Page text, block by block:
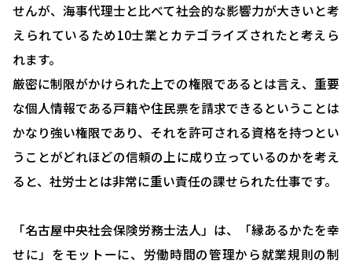
助成金について
就業規則について
採用コンサルティング
人事評価制度について
確定拠出型年金について
社会保険・給与計算について
お客様の声
せんが、海事代理士と比べて社会的な影響力が大きいと考
えられているため10士業とカテゴライズされたと考えら
れます。
厳密に制限がかけられた上での権限であるとは言え、重要
な個人情報である戸籍や住民票を請求できるということは
かなり強い権限であり、それを許可される資格を持つとい
うことがどれほどの信頼の上に成り立っているのかを考え
ると、社労士とは非常に重い責任の課せられた仕事です。
「名古屋中央社会保険労務士法人」は、「縁あるかたを幸
せに」をモットーに、労働時間の管理から就業規則の制